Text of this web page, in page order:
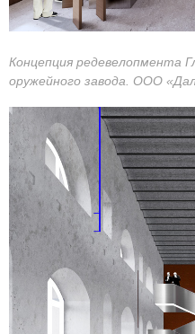
Концепция редевелопмента
оружейного завода. ООО